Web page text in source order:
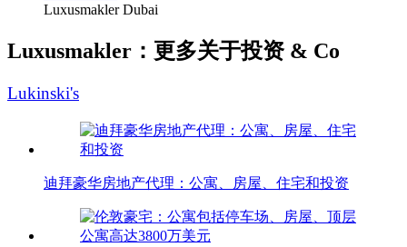
Luxusmakler Dubai
Luxusmakler：更多关于投资 & Co
Lukinski's
迪拜豪华房地产代理：公寓、房屋、住宅和投资